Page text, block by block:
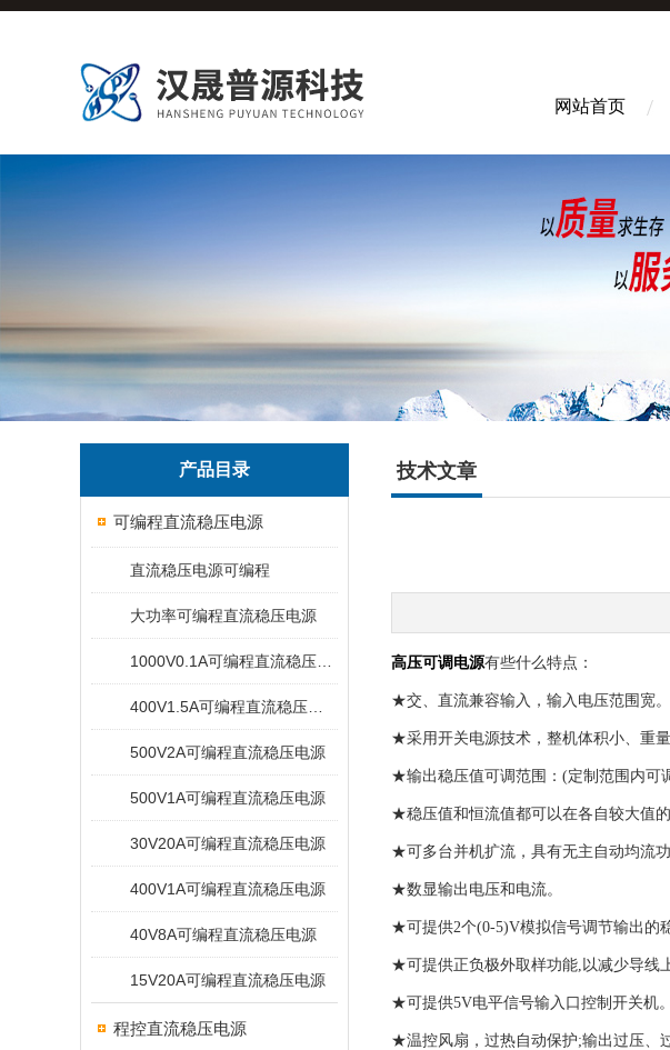
网站首页
产品目录
可编程直流稳压电源
直流稳压电源可编程
大功率可编程直流稳压电源
500V2A可编程直流稳压电源
500V1A可编程直流稳压电源
30V20A可编程直流稳压电源
400V1A可编程直流稳压电源
40V8A可编程直流稳压电源
15V20A可编程直流稳压电源
程控直流稳压电源
技术文章
高压可调电源有些什么特点：
★交、直流兼容输入，输入电压范围宽
★采用开关电源技术，整机体积小、重
★输出稳压值可调范围：(定制范围内可
★稳压值和恒流值都可以在各自较大值
★可多台并机扩流，具有无主自动均流
★数显输出电压和电流。
★可提供2个(0-5)V模拟信号调节输出的
★可提供正负极外取样功能,以减少导线
★可提供5V电平信号输入口控制开关机
★温控风扇，过热自动保护;输出过压、